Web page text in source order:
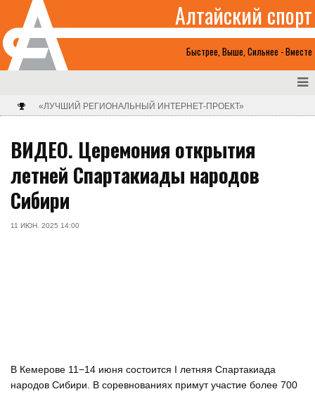
Быстрее, Выше, Сильнее - Вместе
Алтайский спорт
«ЛУЧШИЙ РЕГИОНАЛЬНЫЙ ИНТЕРНЕТ-ПРОЕКТ»
ВИДЕО. Церемония открытия
летней Спартакиады народов
Сибири
11 ИЮН. 2025 14:00
В Кемерове 11−14 июня состоится I летняя Спартакиада
народов Сибири. В соревнованиях примут участие более 700